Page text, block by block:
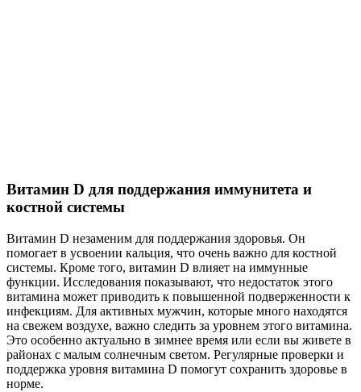
Витамин D для поддержания иммунитета и
костной системы
Витамин D незаменим для поддержания здоровья. Он
помогает в усвоении кальция, что очень важно для костной
системы. Кроме того, витамин D влияет на иммунные
функции. Исследования показывают, что недостаток этого
витамина может приводить к повышенной подверженности к
инфекциям. Для активных мужчин, которые много находятся
на свежем воздухе, важно следить за уровнем этого витамина.
Это особенно актуально в зимнее время или если вы живете в
районах с малым солнечным светом. Регулярные проверки и
поддержка уровня витамина D помогут сохранить здоровье в
норме.